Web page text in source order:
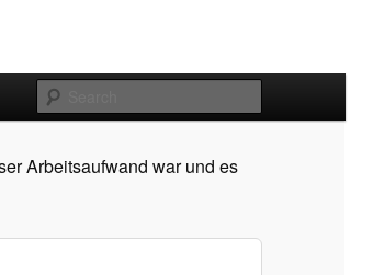
Arbeitsaufwand war und es